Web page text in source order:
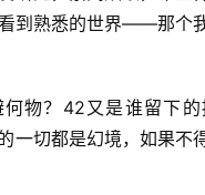
到熟悉的世界——那个
物？42又是谁留下
一切都是幻境，如果不